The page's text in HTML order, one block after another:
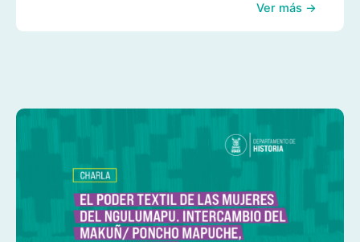
Ver más →